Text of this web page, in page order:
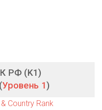
РФ (K1)
Уровень 1)